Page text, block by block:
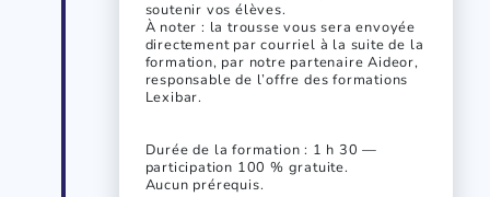
soutenir vos élèves.
À noter : la trousse vous sera envoyée
directement par courriel à la suite de la
formation, par notre partenaire Aideor,
responsable de l’offre des formations
Lexibar.
Durée de la formation : 1 h 30 —
participation 100 % gratuite.
Aucun prérequis.